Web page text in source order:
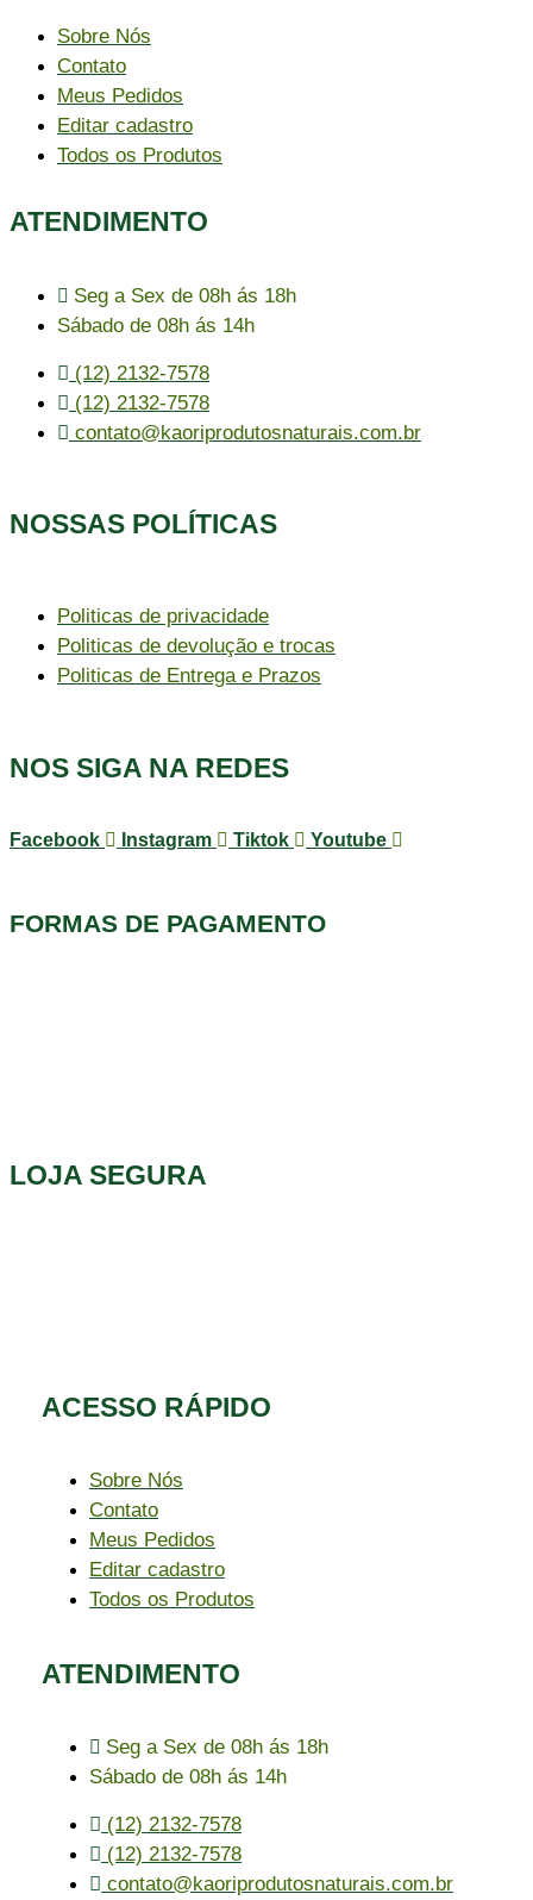
Sobre Nós
Contato
Meus Pedidos
Editar cadastro
Todos os Produtos
ATENDIMENTO
Seg a Sex de 08h ás 18h
Sábado de 08h ás 14h
(12) 2132-7578
(12) 2132-7578
contato@kaoriprodutosnaturais.com.br
NOSSAS POLÍTICAS
Politicas de privacidade
Politicas de devolução e trocas
Politicas de Entrega e Prazos
NOS SIGA NA REDES
Facebook Instagram Tiktok Youtube
FORMAS DE PAGAMENTO
LOJA SEGURA
ACESSO RÁPIDO​
Sobre Nós
Contato
Meus Pedidos
Editar cadastro
Todos os Produtos
ATENDIMENTO
Seg a Sex de 08h ás 18h
Sábado de 08h ás 14h
(12) 2132-7578
(12) 2132-7578
contato@kaoriprodutosnaturais.com.br